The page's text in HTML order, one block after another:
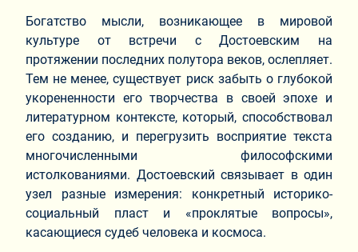
Богатство мысли, возникающее в мировой
культуре от встречи с Достоевским на
протяжении последних полутора веков, ослепляет.
Тем не менее, существует риск забыть о глубокой
укорененности его творчества в своей эпохе и
литературном контексте, который, способствовал
его созданию, и перегрузить восприятие текста
многочисленными философскими
истолкованиями. Достоевский связывает в один
узел разные измерения: конкретный историко-
социальный пласт и «проклятые вопросы»,
касающиеся судеб человека и космоса.